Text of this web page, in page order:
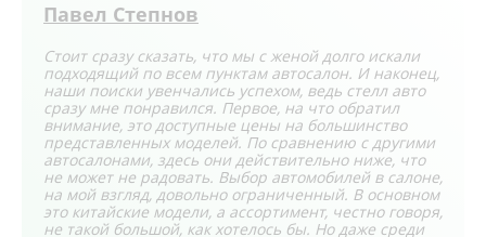
Павел Степнов
Стоит сразу сказать, что мы с женой долго искали
подходящий по всем пунктам автосалон. И наконец,
наши поиски увенчались успехом, ведь стелл авто
сразу мне понравился. Первое, на что обратил
внимание, это доступные цены на большинство
представленных моделей. По сравнению с другими
автосалонами, здесь они действительно ниже, что
не может не радовать. Выбор автомобилей в салоне,
на мой взгляд, довольно ограниченный. В основном
это китайские модели, а ассортимент, честно говоря,
не такой большой, как хотелось бы. Но даже среди